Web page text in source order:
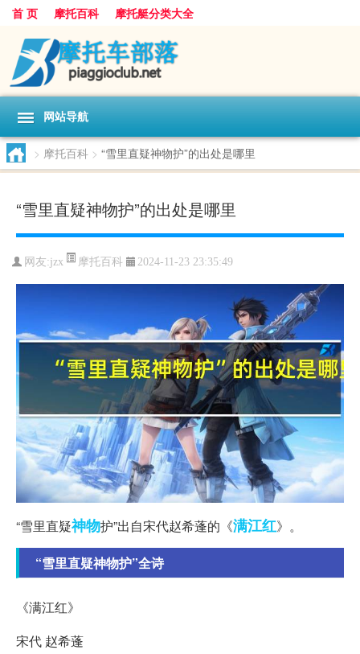
首 页 摩托百科 摩托艇分类大全
网站导航
> 摩托百科 > “雪里直疑神物护”的出处是哪里
“雪里直疑神物护”的出处是哪里
网友:jzx 摩托百科 2024-11-23 23:35:49
“雪里直疑神物护”出自宋代赵希蓬的《满江红》。
“雪里直疑神物护”全诗
《满江红》
宋代 赵希蓬